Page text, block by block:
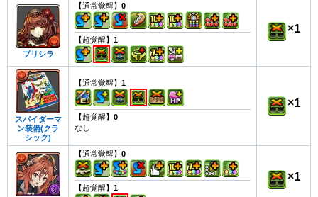
プリシラ
【通常覚醒】 0
【超覚醒】 1
×1
スパイダーマ
ン装備(クラ
シック)
【通常覚醒】 1
【超覚醒】 0
なし
×1
【通常覚醒】 0
【超覚醒】 1
×1